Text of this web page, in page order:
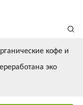
кофе и
эко